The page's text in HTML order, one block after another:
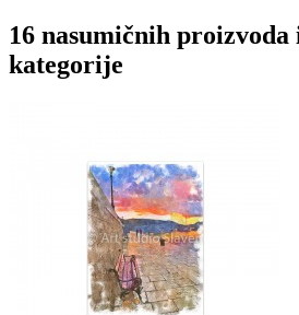
16 nasumičnih proizvoda
kategorije